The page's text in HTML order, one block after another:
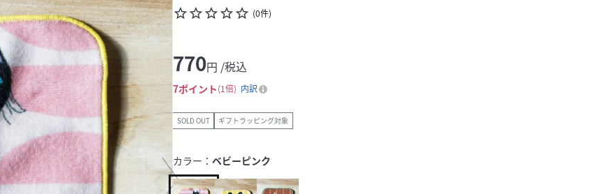
star_borderstar_borderstar_borderstar_borderstar_border (0件)
770円 /税込
7ポイント 1倍 内訳
SOLD OUT ギフトラッピング対象
カラー： ベビーピンク